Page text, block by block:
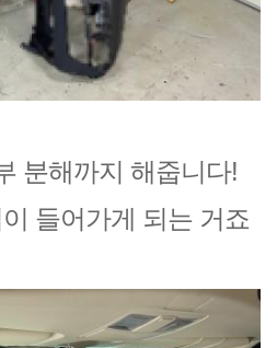
분해까지 해줍니다!
들어가게 되는 거죠